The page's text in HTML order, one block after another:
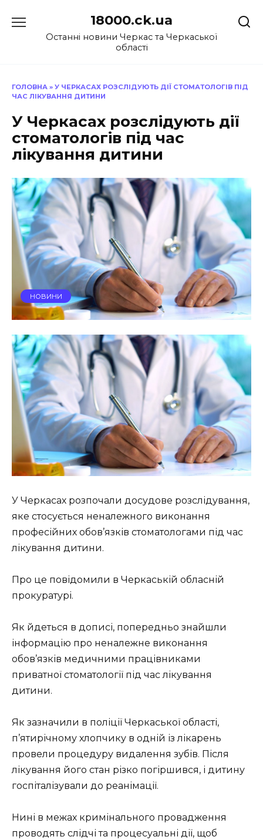
до
18000.ck.ua
Останні новини Черкас та Черкаської
області
ГОЛОВНА » У ЧЕРКАСАХ РОЗСЛІДУЮТЬ ДІЇ СТОМАТОЛОГІВ ПІД
ЧАС ЛІКУВАННЯ ДИТИНИ
У Черкасах розслідують дії
стоматологів під час
лікування дитини
НОВИНИ
У Черкасах розпочали досудове розслідування,
яке стосується неналежного виконання
професійних обов’язків стоматологами під час
лікування дитини.
Про це повідомили в Черкаській обласній
прокуратурі.
Як йдеться в дописі, попередньо знайшли
інформацію про неналежне виконання
обов’язків медичними працівниками
приватної стоматології під час лікування
дитини.
Як зазначили в поліції Черкаської області,
п’ятирічному хлопчику в одній із лікарень
провели процедуру видалення зубів. Після
лікування його стан різко погіршився, і дитину
госпіталізували до реанімації.
Нині в межах кримінального провадження
проводять слідчі та процесуальні дії, щоб